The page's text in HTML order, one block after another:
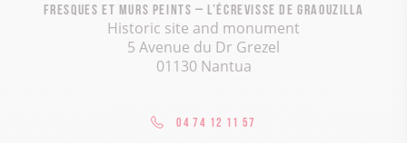
Fresques et murs peints – L’écrevisse de Graouzilla
Historic site and monument
5 Avenue du Dr Grezel
01130 Nantua
04 74 12 11 57